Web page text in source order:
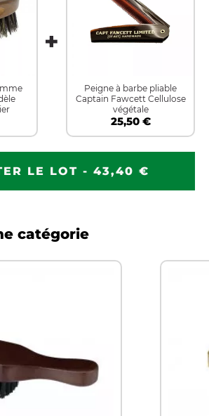
Peigne à barbe pliable
Captain Fawcett Cellulose
végétale
25,50 €
LE LOT - 43,40 €
catégorie